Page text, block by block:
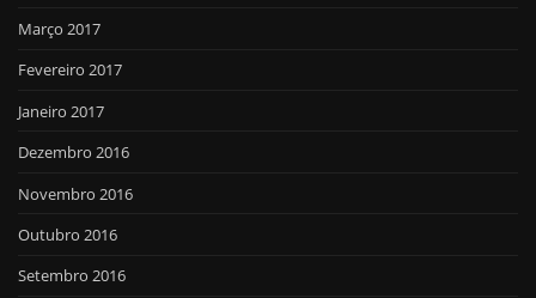
Março 2017
Fevereiro 2017
Janeiro 2017
Dezembro 2016
Novembro 2016
Outubro 2016
Setembro 2016